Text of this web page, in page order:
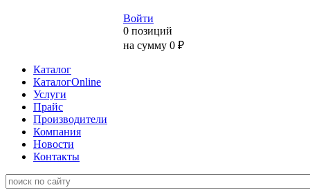
Войти
0 позиций
на сумму 0 ₽
Каталог
КаталогOnline
Услуги
Прайс
Производители
Компания
Новости
Контакты